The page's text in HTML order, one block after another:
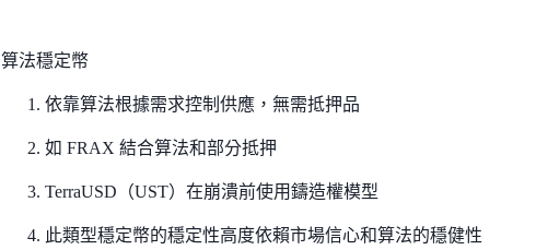
算法穩定幣
依靠算法根據需求控制供應，無需抵押品
如 FRAX 結合算法和部分抵押
TerraUSD（UST）在崩潰前使用鑄造權模型
此類型穩定幣的穩定性高度依賴市場信心和算法的穩健性